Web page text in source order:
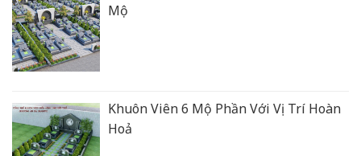
Mộ
Khuôn Viên 6 Mộ Phần Với Vị Trí Hoàn
Hoả